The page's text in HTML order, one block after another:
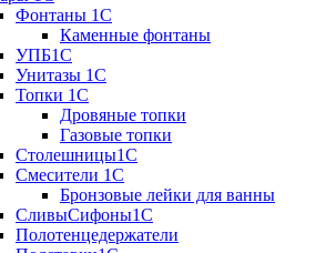
Фонтаны 1C
Каменные фонтаны
УПБ1С
Унитазы 1С
Топки 1С
Дровяные топки
Газовые топки
Столешницы1С
Смесители 1С
Бронзовые лейки для ванны
СливыСифоны1С
Полотенцедержатели